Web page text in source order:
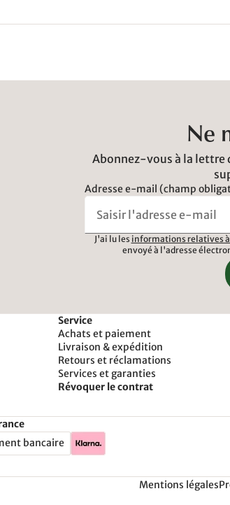
Ne
Abonnez-vous à la
Adresse e-mail (champ
J'ai lu les informations relatives
envoyé à l'adresse
Service
Achats et paiement
Livraison & expédition
Retours et réclamations
Services et garanties
Révoquer le contrat
bancaire
Mentions légales